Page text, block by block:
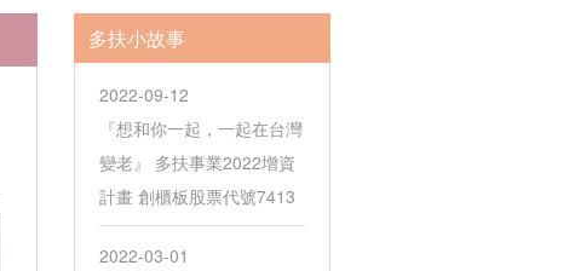
多扶小故事
2022-09-12
『想和你一起，一起在台灣
變老』 多扶事業2022增資
計畫 創櫃板股票代號7413
2022-03-01